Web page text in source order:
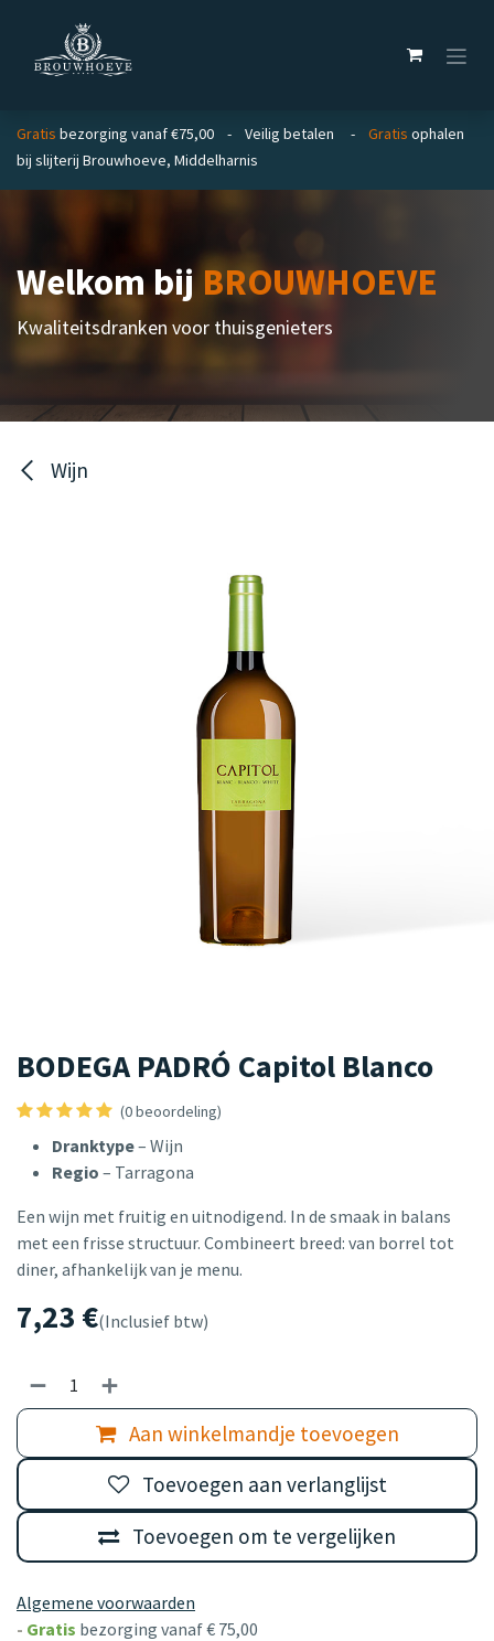
Gratis bezorging vanaf €75,00 - Veilig betalen - Gratis ophalen
bij slijterij Brouwhoeve, Middelharnis
Welkom bijBROUWHOEVE
Kwaliteitsdranken voor thuisgenieters
Wijn
BODEGA PADRÓ Capitol Blanco
(0 beoordeling)
Dranktype– Wijn
Regio – Tarragona
Een wijn met fruitig en uitnodigend. In de smaak in balans
met een frisse structuur. Combineert breed: van borrel tot
diner, afhankelijk van je menu.
7,23 €(Inclusief btw)
Aan winkelmandje toevoegen
Toevoegen om te vergelijken
Toevoegen aan verlanglijst
Algemene voorwaarden
- Gratis bezorging vanaf € 75,00